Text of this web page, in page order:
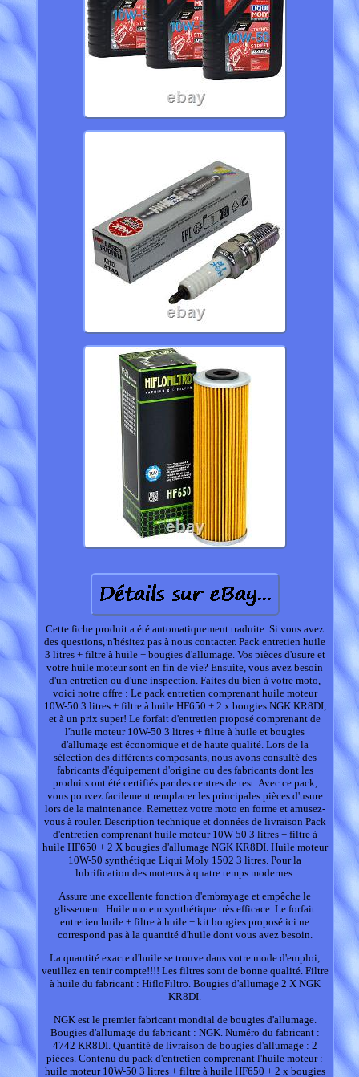
Cette fiche produit a été automatiquement traduite. Si vous avez
des questions, n'hésitez pas à nous contacter. Pack entretien huile
3 litres + filtre à huile + bougies d'allumage. Vos pièces d'usure et
votre huile moteur sont en fin de vie? Ensuite, vous avez besoin
d'un entretien ou d'une inspection. Faites du bien à votre moto,
voici notre offre : Le pack entretien comprenant huile moteur
10W-50 3 litres + filtre à huile HF650 + 2 x bougies NGK KR8DI,
et à un prix super! Le forfait d'entretien proposé comprenant de
l'huile moteur 10W-50 3 litres + filtre à huile et bougies
d'allumage est économique et de haute qualité. Lors de la
sélection des différents composants, nous avons consulté des
fabricants d'équipement d'origine ou des fabricants dont les
produits ont été certifiés par des centres de test. Avec ce pack,
vous pouvez facilement remplacer les principales pièces d'usure
lors de la maintenance. Remettez votre moto en forme et amusez-
vous à rouler. Description technique et données de livraison Pack
d'entretien comprenant huile moteur 10W-50 3 litres + filtre à
huile HF650 + 2 X bougies d'allumage NGK KR8DI. Huile moteur
10W-50 synthétique Liqui Moly 1502 3 litres. Pour la
lubrification des moteurs à quatre temps modernes.
Assure une excellente fonction d'embrayage et empêche le
glissement. Huile moteur synthétique très efficace. Le forfait
entretien huile + filtre à huile + kit bougies proposé ici ne
correspond pas à la quantité d'huile dont vous avez besoin.
La quantité exacte d'huile se trouve dans votre mode d'emploi,
veuillez en tenir compte!!!! Les filtres sont de bonne qualité. Filtre
à huile du fabricant : HifloFiltro. Bougies d'allumage 2 X NGK
KR8DI.
NGK est le premier fabricant mondial de bougies d'allumage.
Bougies d'allumage du fabricant : NGK. Numéro du fabricant :
4742 KR8DI. Quantité de livraison de bougies d'allumage : 2
pièces. Contenu du pack d'entretien comprenant l'huile moteur :
huile moteur 10W-50 3 litres + filtre à huile HF650 + 2 x bougies